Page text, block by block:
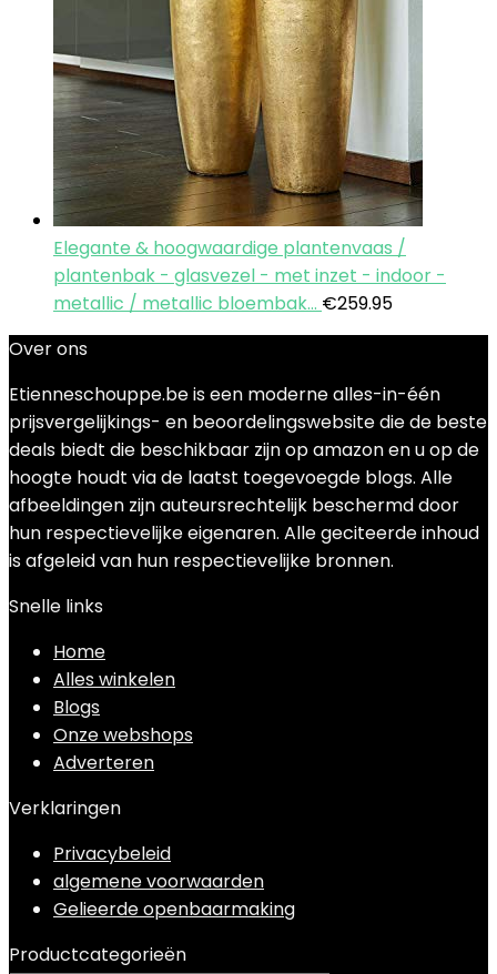
Elegante & hoogwaardige plantenvaas /
plantenbak - glasvezel - met inzet - indoor -
metallic / metallic bloembak… €259.95
Over ons
Etienneschouppe.be is een moderne alles-in-één
prijsvergelijkings- en beoordelingswebsite die de beste
deals biedt die beschikbaar zijn op amazon en u op de
hoogte houdt via de laatst toegevoegde blogs. Alle
afbeeldingen zijn auteursrechtelijk beschermd door
hun respectievelijke eigenaren. Alle geciteerde inhoud
is afgeleid van hun respectievelijke bronnen.
Snelle links
Home
Alles winkelen
Blogs
Onze webshops
Adverteren
Verklaringen
Privacybeleid
algemene voorwaarden
Gelieerde openbaarmaking
Productcategorieën